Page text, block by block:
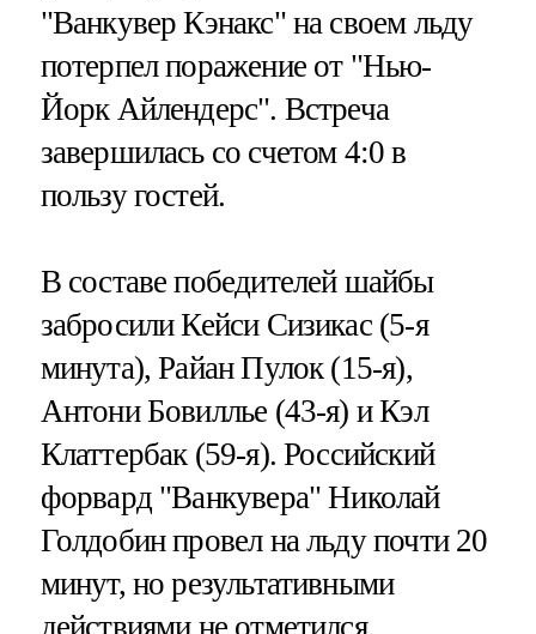
"Ванкувер Кэнакс" на своем льду
потерпел поражение от "Нью-
Йорк Айлендерс". Встреча
завершилась со счетом 4:0 в
пользу гостей.
В составе победителей шайбы
забросили Кейси Сизикас (5-я
минута), Райан Пулок (15-я),
Антони Бовиллье (43-я) и Кэл
Клаттербак (59-я). Российский
форвард "Ванкувера" Николай
Голдобин провел на льду почти 20
минут, но результативными
действиями не отметился.